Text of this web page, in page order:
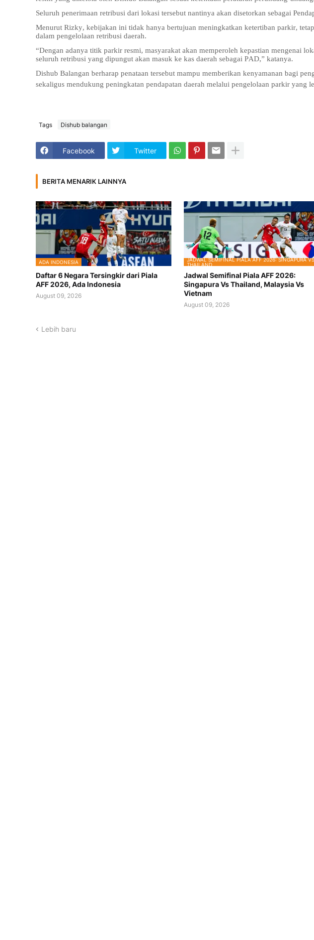
Seluruh penerimaan retribusi dari lokasi tersebut nantinya akan disetorkan sebagai
Menurut Rizky, kebijakan ini tidak hanya bertujuan meningkatkan ketertiban parkir,
dalam pengelolaan retribusi daerah.
“Dengan adanya titik parkir resmi, masyarakat akan memperoleh kepastian mengenai
seluruh retribusi yang dipungut akan masuk ke kas daerah sebagai PAD,” katanya.
Dishub Balangan berharap penataan tersebut mampu memberikan kenyamanan bagi
sekaligus mendukung peningkatan pendapatan daerah melalui pengelolaan parkir yang
Tags Dishub balangan
Facebook Twitter
BERITA MENARIK LAINNYA
ADA INDONESIA
Daftar 6 Negara Tersingkir dari Piala
AFF 2026, Ada Indonesia
August 09, 2026
JADWAL SEMIFINAL PIALA AFF 2026: SINGAPURA
THAILAND
Jadwal Semifinal Piala AFF 2026:
Singapura Vs Thailand, Malaysia Vs
Vietnam
August 09, 2026
Lebih baru